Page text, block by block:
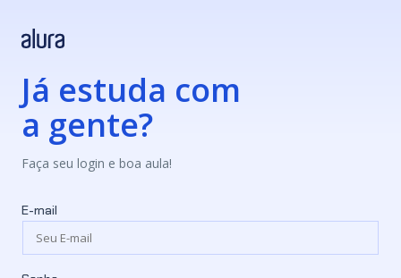
Já estuda com
a gente?
Faça seu login e boa aula!
E-mail